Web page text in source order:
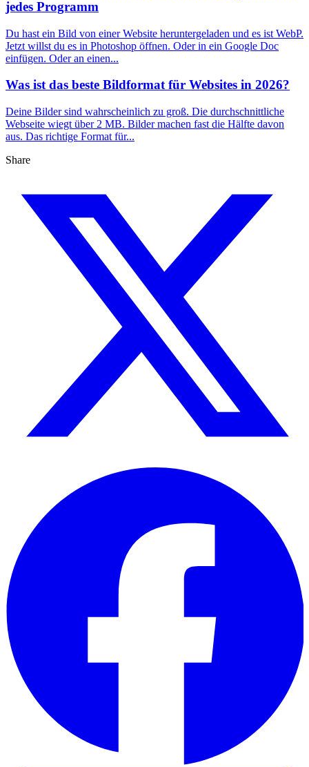
jedes Programm
Du hast ein Bild von einer Website heruntergeladen und es ist WebP.
Jetzt willst du es in Photoshop öffnen. Oder in ein Google Doc
einfügen. Oder an einen...
Was ist das beste Bildformat für Websites in 2026?
Deine Bilder sind wahrscheinlich zu groß. Die durchschnittliche
Webseite wiegt über 2 MB. Bilder machen fast die Hälfte davon
aus. Das richtige Format für...
Share